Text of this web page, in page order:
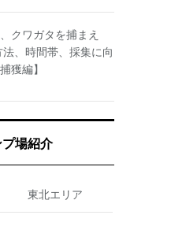
クワガタを捕まえ
、時間帯、採集に向
獲編】
場紹介
東北エリア